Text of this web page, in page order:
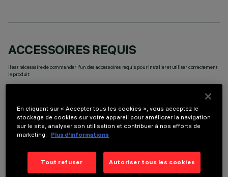
ACCESSOIRES REQUIS
Il est nécessaire de commander l'un des accessoires requis pour installer et utiliser correctement
le produit:
COMPOSANTS OPTIONNELS
En cliquant sur « Accepter tous les cookies », vous acceptez le
stockage de cookies sur votre appareil pour améliorer la navigation
sur le site, analyser son utilisation et contribuer à nos efforts de
marketing.
Plus d’informations
Tout refuser Autoriser tous les cookies